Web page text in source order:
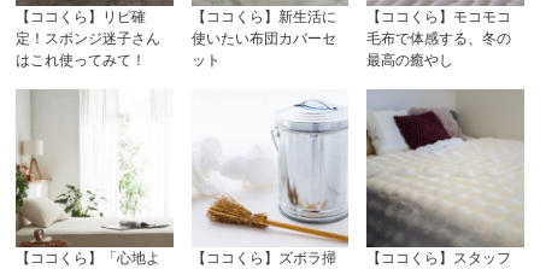
【ココくら】リピ確
定！スポンジ迷子さん
はこれ使ってみて！
【ココくら】新生活に
使いたい布団カバーセ
ット
【ココくら】モコモコ
毛布で体感する、冬の
最高の癒やし
【ココくら】「心地よ 【ココくら】ズボラ掃 【ココくら】スタッフ